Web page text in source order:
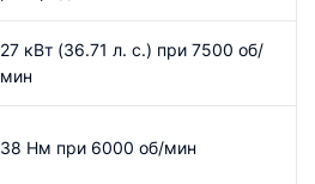
27 кВт (36.71 л. с.) при 7500 об/
мин
38 Нм при 6000 об/мин